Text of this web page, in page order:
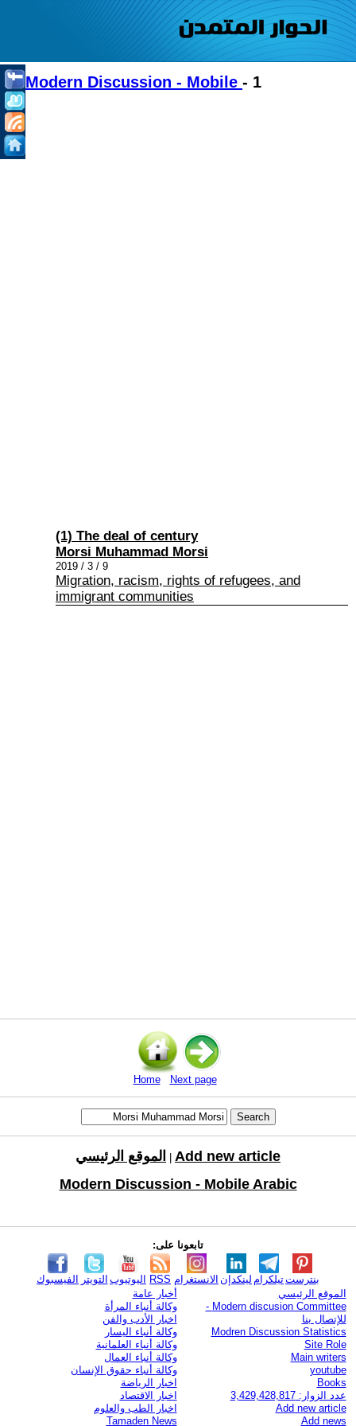
Modern Discussion - Mobile - 1
(1) The deal of century
Morsi Muhammad Morsi
2019 / 3 / 9
Migration, racism, rights of refugees, and
immigrant communities
Home Next page
الموقع الرئيسي
Add new article
Modern Discussion - Mobile Arabic
تابعونا على:
الفيسبوك التويتر اليوتيوب RSS الانستغرام لينكدإن تيلكرامبنترست
الموقع الرئيسي
Modern discusion Committee -
للإتصال بنا
Modren Discussion Statistics
Site Role
Main writers
youtube
Books
عدد الزوار: 3,429,428,817
Add new article
Add news
أخبار عامة
وكالة أنباء المرأة
اخبار الأدب والفن
وكالة أنباء اليسار
وكالة أنباء العلمانية
وكالة أنباء العمال
وكالة أنباء حقوق الإنسان
اخبار الرياضة
اخبار الاقتصاد
اخبار الطب والعلوم
Tamaden News